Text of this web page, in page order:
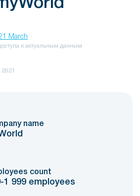
March
к актуальным данным
name
count
1 999 employees